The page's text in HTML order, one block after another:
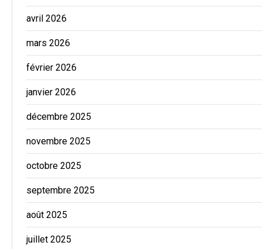
avril 2026
mars 2026
février 2026
janvier 2026
décembre 2025
novembre 2025
octobre 2025
septembre 2025
août 2025
juillet 2025